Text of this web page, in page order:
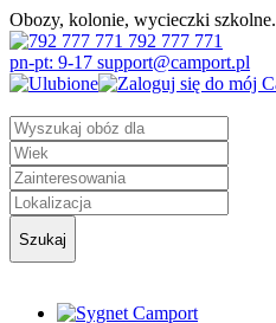
Obozy, kolonie, wycieczki szkolne.
792 777 771
pn-pt: 9-17 support@camport.pl
Szukaj